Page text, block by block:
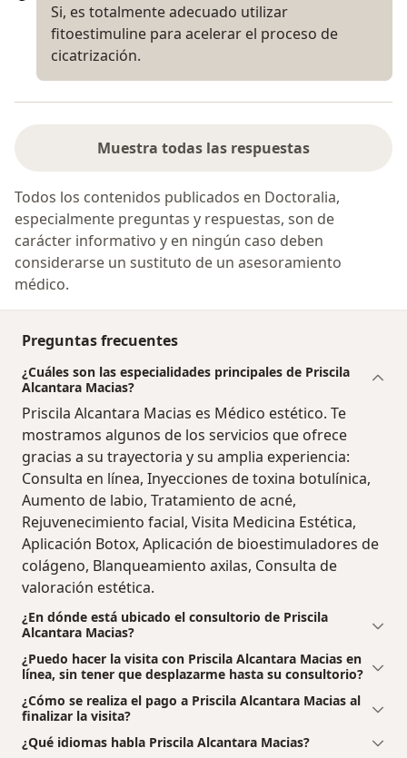
Si, es totalmente adecuado utilizar
fitoestimuline para acelerar el proceso de
cicatrización.
Muestra todas las respuestas
Todos los contenidos publicados en Doctoralia,
especialmente preguntas y respuestas, son de
carácter informativo y en ningún caso deben
considerarse un sustituto de un asesoramiento
médico.
Preguntas frecuentes
¿Cuáles son las especialidades principales de Priscila
Alcantara Macias?
Priscila Alcantara Macias es Médico estético. Te
mostramos algunos de los servicios que ofrece
gracias a su trayectoria y su amplia experiencia:
Consulta en línea, Inyecciones de toxina botulínica,
Aumento de labio, Tratamiento de acné,
Rejuvenecimiento facial, Visita Medicina Estética,
Aplicación Botox, Aplicación de bioestimuladores de
colágeno, Blanqueamiento axilas, Consulta de
valoración estética.
¿En dónde está ubicado el consultorio de Priscila
Alcantara Macias?
¿Puedo hacer la visita con Priscila Alcantara Macias en
línea, sin tener que desplazarme hasta su consultorio?
¿Cómo se realiza el pago a Priscila Alcantara Macias al
finalizar la visita?
¿Qué idiomas habla Priscila Alcantara Macias?